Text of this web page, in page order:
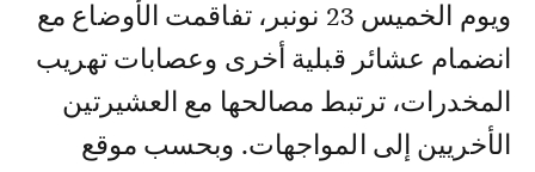
ويوم الخميس 23 نونبر، تفاقمت الأوضاع مع
انضمام عشائر قبلية أخرى وعصابات تهريب
المخدرات، ترتبط مصالحها مع العشيرتين
الأخريين إلى المواجهات. وبحسب موقع